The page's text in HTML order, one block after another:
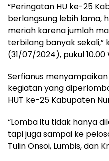
“Peringatan HU ke-25
berlangsung lebih lama,
meriah karena jumlah
terbilang banyak sekali,”
(31/07/2024), pukul 10.00
Serfianus menyampaikan
kegiatan yang
HUT ke-25 Kabupaten
“Lomba itu tidak hanya
tapi juga sampai ke
Tulin Onsoi, Lumbis, dan